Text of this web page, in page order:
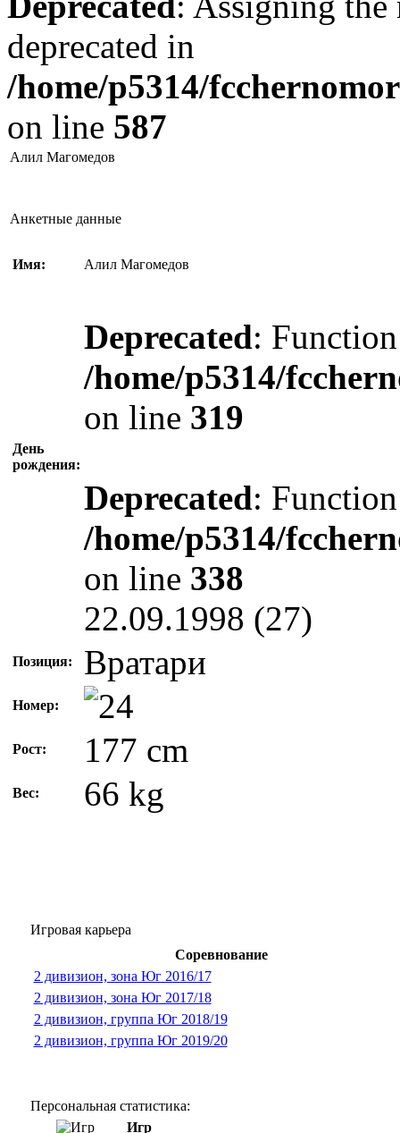
deprecated in
/home/p5314/
on line 587
Алил Магомедов
Анкетные данные
Имя: Алил Магомедов
День
рождения:
Deprecated:
/home/p5314/
on line 319
Deprecated:
/home/p5314/
on line 338
22.09.1998 (27)
Позиция: Вратари
Номер:
Рост: 177 cm
Вес: 66 kg
Игровая карьера
Соревнование
2 дивизион, зона Юг 2016/17
2 дивизион, зона Юг 2017/18
2 дивизион, группа Юг 2018/19
2 дивизион, группа Юг 2019/20
Персональная статистика:
Игр